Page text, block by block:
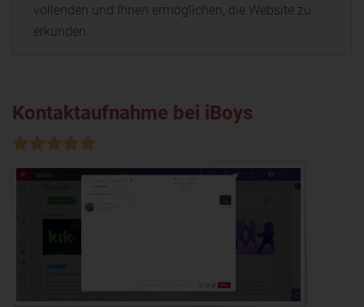
vollenden und Ihnen ermöglichen, die Website zu
erkunden.
Kontaktaufnahme bei iBoys